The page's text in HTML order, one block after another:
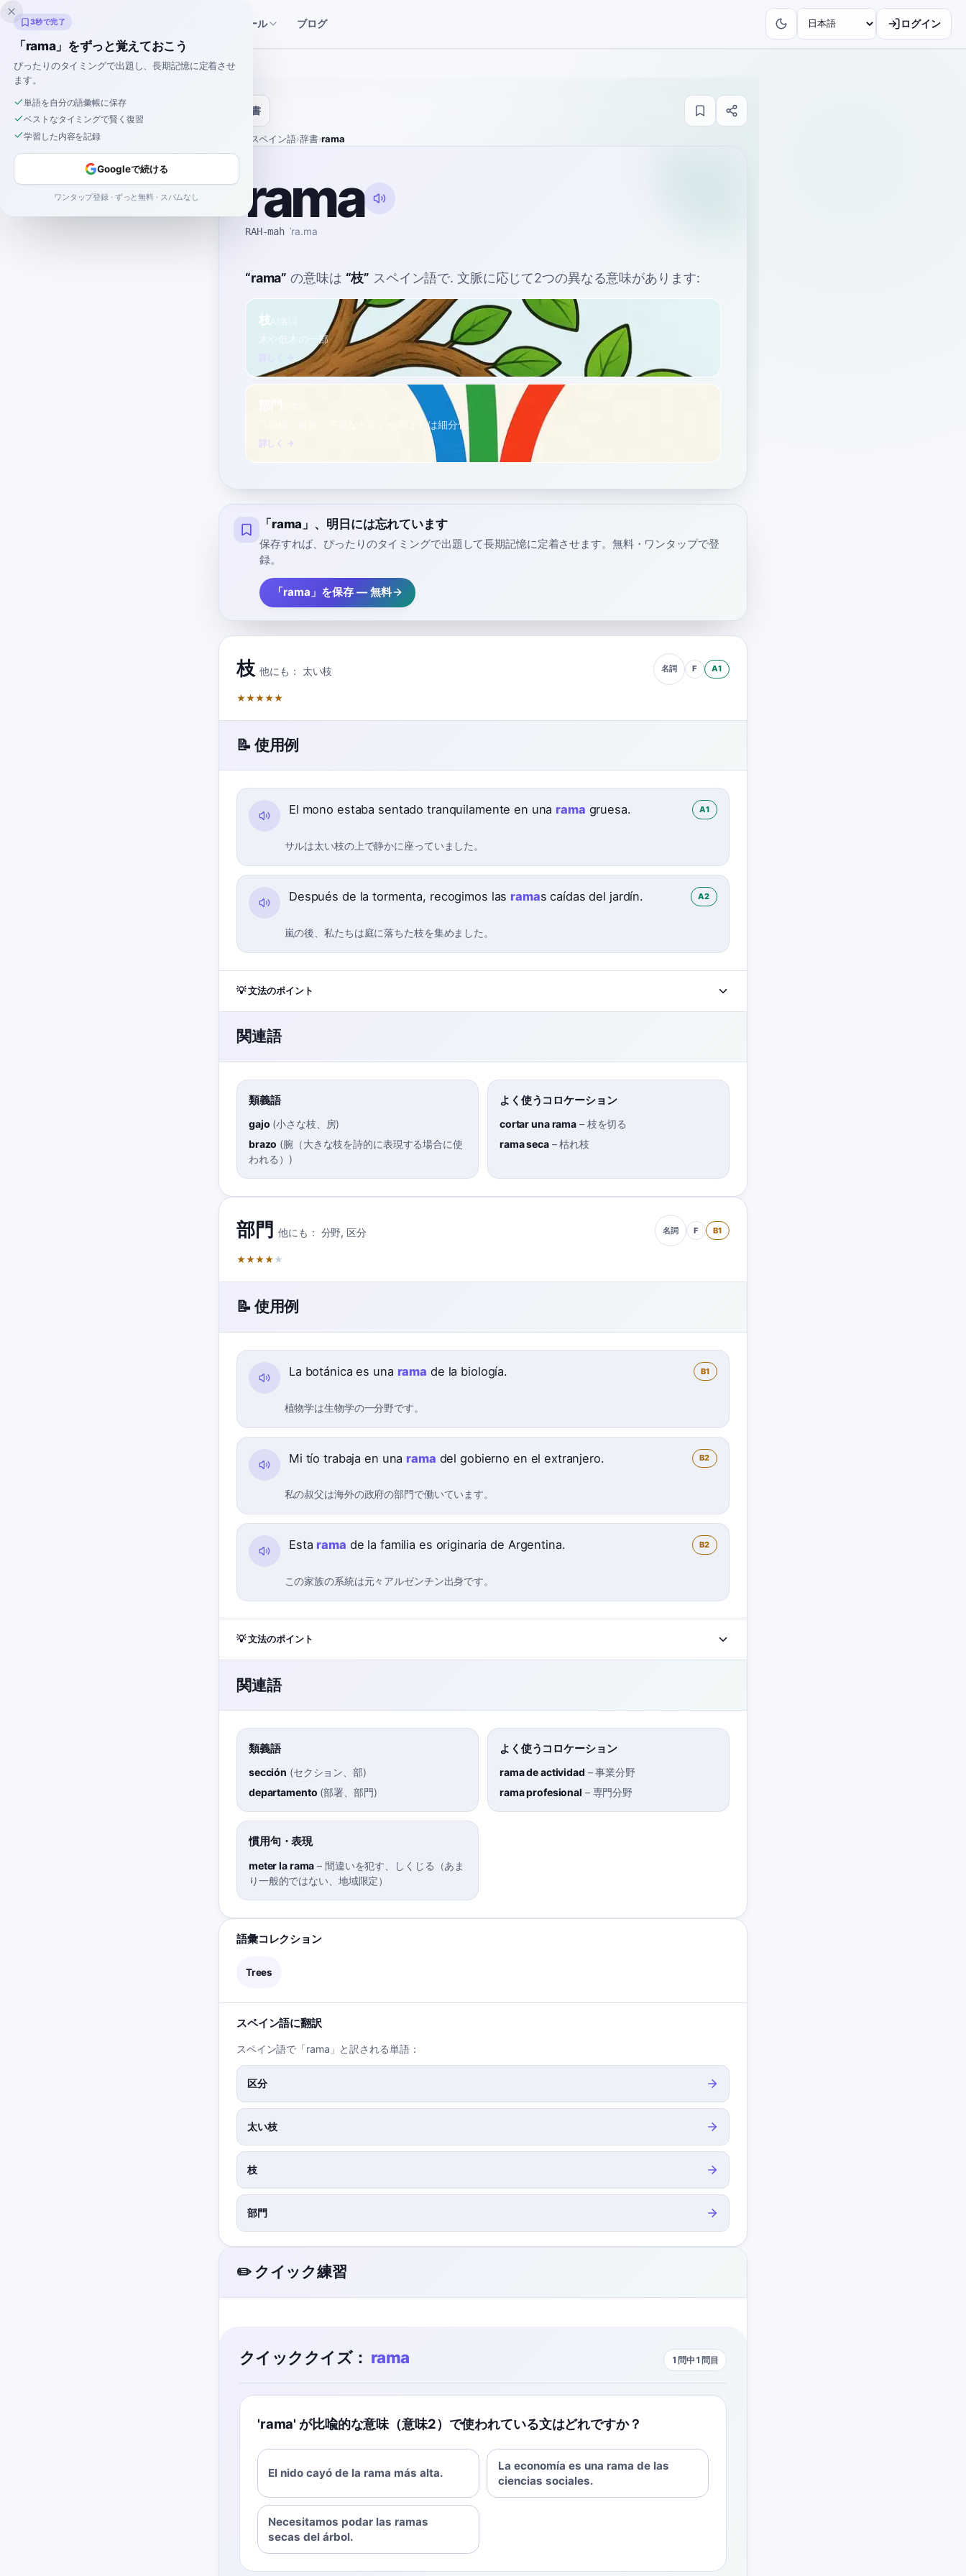
Inklingo スペイン語ツール ブログ ログイン
辞書
スペイン語›辞書›rama
rama
RAH-mah ˈra.ma
“rama” の意味は “枝” スペイン語で. 文脈に応じて2つの異なる意味があります:
枝 名詞
木や低木の一部
（組織、家族、主題などの）分割または細分化
詳しく →
「rama」、明日には忘れています
保存すれば、ぴったりのタイミングで出題して長期記憶に定着させます。無料・ワンタップで登
録。
「rama」を保存 — 無料
枝 他にも： 太い枝 名詞 F A1
★★★★★
📝 使用例
El mono estaba sentado tranquilamente en una rama gruesa. A1
サルは太い枝の上で静かに座っていました。
Después de la tormenta, recogimos las ramas caídas del jardín. A2
嵐の後、私たちは庭に落ちた枝を集めました。
💡 文法のポイント
関連語
類義語
gajo (小さな枝、房)
brazo (腕（大きな枝を詩的に表現する場合に使
われる） )
よく使うコロケーション
cortar una rama – 枝を切る
rama seca–枯れ枝
部門 他にも： 分野, 区分 名詞 F B1
★★★★ ★
📝 使用例
La botánica es una rama de la biología. B1
植物学は生物学の一分野です。
Mi tío trabaja en una rama del gobierno en el extranjero. B2
私の叔父は海外の政府の部門で働いています。
Esta rama de la familia es originaria de Argentina. B2
この家族の系統は元々アルゼンチン出身です。
💡 文法のポイント
関連語
類義語
sección (セクション、部)
departamento (部署、部門)
よく使うコロケーション
rama de actividad –事業分野
rama profesional – 専門分野
慣用句・表現
meter la rama – 間違いを犯す、しくじる（あま
り一般的ではない、地域限定）
語彙コレクション
Trees
スペイン語に翻訳
スペイン語で「rama」と訳される単語：
区分
太い枝
枝
部門
✏️ クイック練習
クイッククイズ： rama 1問中1問目
'rama' が比喩的な意味（意味2）で使われている文はどれですか？
El nido cayó de la rama más alta.
La economía es una rama de las
ciencias sociales.
Necesitamos podar las ramas
secas del árbol.
3秒で完了
「rama」をずっと覚えておこう
ぴったりのタイミングで出題し、長期記憶に定着させ
ます。
単語を自分の語彙帳に保存
ベストなタイミングで賢く復習
学習した内容を記録
Googleで続ける
ワンタップ登録 · ずっと無料 · スパムなし